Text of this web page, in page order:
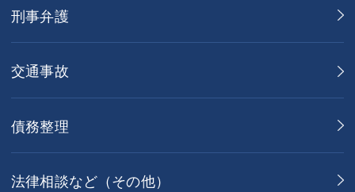
刑事弁護
交通事故
債務整理
法律相談など（その他）